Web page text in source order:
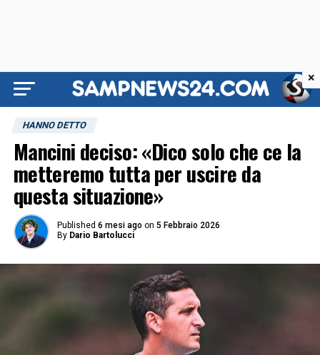
HANNO DETTO
Mancini deciso: «Dico solo che ce la
metteremo tutta per uscire da
questa situazione»
Published 6 mesi ago on 5 Febbraio 2026
By Dario Bartolucci
×